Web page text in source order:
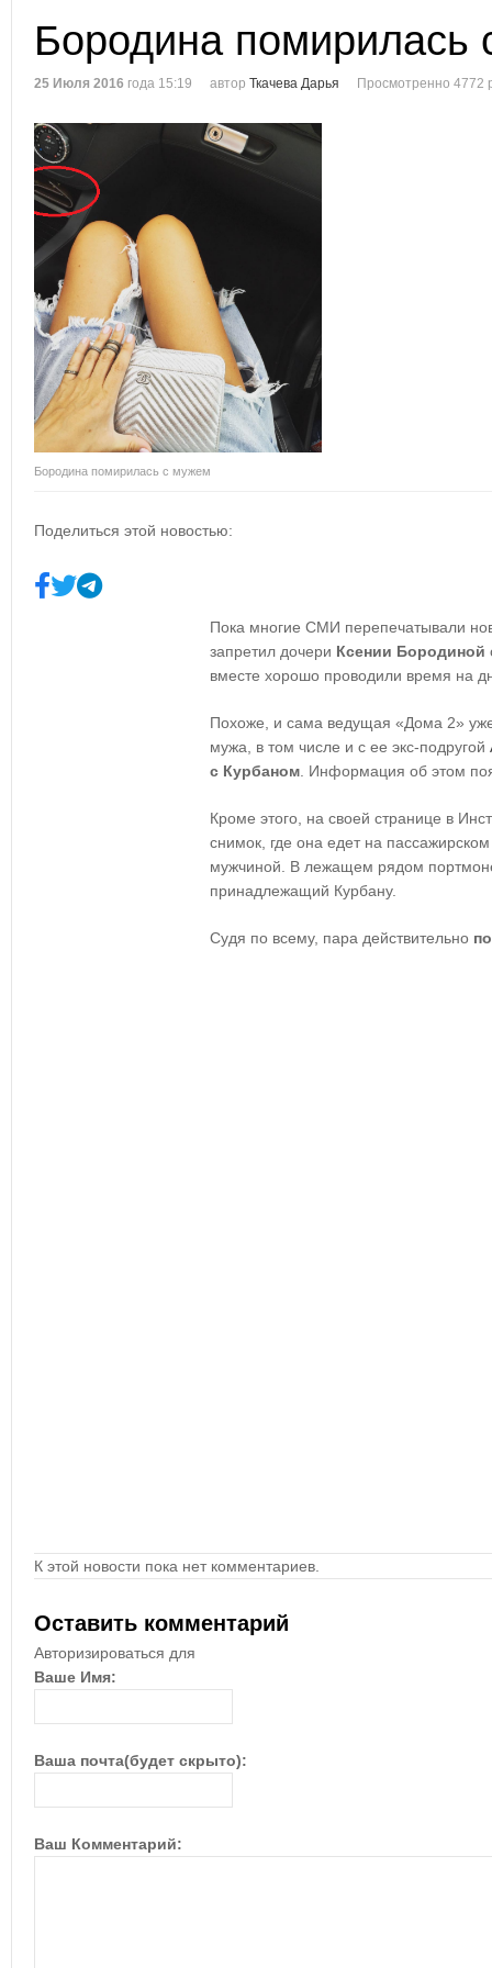
Бородина помирилась
25 Июля 2016 года 15:19 автор Ткачева Дарья Просмотренно 4772
Бородина помирилась с мужем
Поделиться этой новостью:
Пока многие СМИ перепечатывали
запретил дочери Ксении Бородиной
вместе хорошо проводили время на
Похоже, и сама ведущая «Дома 2»
мужа, в том числе и с ее экс-подругой
с Курбаном . Информация об этом
Кроме этого, на своей странице в
снимок, где она едет на
мужчиной. В лежащем рядом
принадлежащий Курбану.
Судя по всему, пара действительно
К этой новости пока нет комментариев.
Оставить комментарий
Авторизироваться для
Ваше Имя:
Ваша почта(будет скрыто):
Ваш Комментарий: